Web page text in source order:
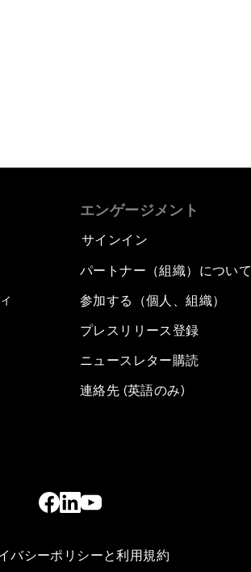
エンゲージメント
サインイン
パートナー（組織）について
参加する（個人、組織）
プレスリリース登録
ニュースレター購読
連絡先 (英語のみ)
バシーポリシーと利用規約